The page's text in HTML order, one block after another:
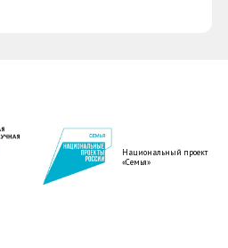
Национальный проект
«Семья»